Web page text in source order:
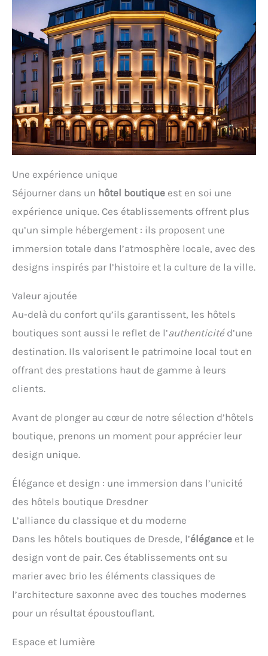
Une expérience unique
Séjourner dans un hôtel boutique est en soi une
expérience unique. Ces établissements offrent plus
qu’un simple hébergement : ils proposent une
immersion totale dans l’atmosphère locale, avec des
designs inspirés par l’histoire et la culture de la ville.
Valeur ajoutée
Au-delà du confort qu’ils garantissent, les hôtels
boutiques sont aussi le reflet de l’authenticitéd’une
destination. Ils valorisent le patrimoine local tout en
offrant des prestations haut de gamme à leurs
clients.
Avant de plonger au cœur de notre sélection d’hôtels
boutique, prenons un moment pour apprécier leur
design unique.
Élégance et design : une immersion dans l’unicité
des hôtels boutique Dresdner
L’alliance du classique et du moderne
Dans les hôtels boutiques de Dresde, l’élégance et le
design vont de pair. Ces établissements ont su
marier avec brio les éléments classiques de
l’architecture saxonne avec des touches modernes
pour un résultat époustouflant.
Espace et lumière